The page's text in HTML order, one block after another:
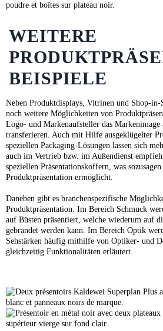
WEITERE
BEISPIELE
Neben Produktdisplays, Vitrinen und Shop-
noch weitere Möglichkeiten von
Logo- und Markenaufsteller das
transferieren. Auch mit Hilfe ausgeklügelter
speziellen Packaging-Lösungen lassen sich
auch im Vertrieb bzw. im Außendienst
speziellen Präsentationskoffern, was
Produktpräsentation ermöglicht.
Daneben gibt es branchenspezifische
Produktpräsentation. Im Bereich Schmuck
auf Büsten präsentiert, welche wiederum auf
gebrandet werden kann. Im Bereich Optik
Sehstärken häufig mithilfe von Optiker- und
gleichzeitig Funktionalitäten erläutert.